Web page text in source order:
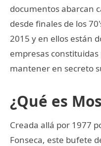
documentos abarcan
desde finales de los
2015 y en ellos están
empresas
mantener en secreto
¿Qué es
Creada allá por 1977
Fonseca, este bufete